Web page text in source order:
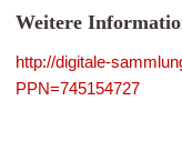
Weitere
http://digitale-
PPN=745154727